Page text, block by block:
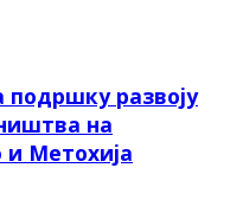
подршку развоју
на
и Метохија